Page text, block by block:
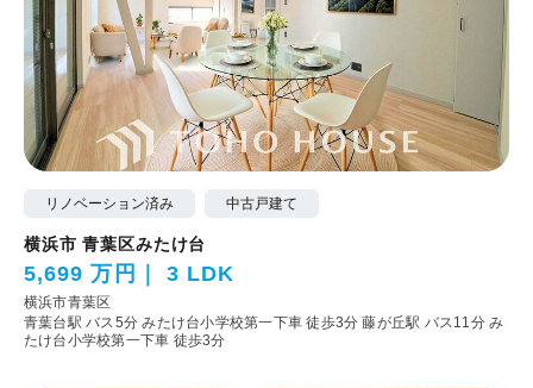
リノベーション済み 中古戸建て
横浜市 青葉区みたけ台
5,699 万円 3 LDK
横浜市青葉区
青葉台駅 バス5分 みたけ台小学校第一下車 徒歩3分藤が丘駅 バス11分 み
たけ台小学校第一下車 徒歩3分